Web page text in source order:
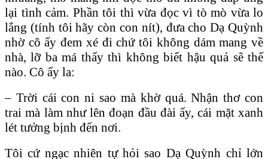
lại tình cảm. Phần tôi thì vừa đọc vì tò mò vừa lo
lắng (tính tôi hãy còn con nít), đưa cho Dạ Quỳnh
nhờ cô ấy đem xé đi chứ tôi không dám mang về
nhà, lỡ ba má thấy thì không biết hậu quả sẽ thế
nào. Cô ấy la:
– Trời cái con ni sao mà khờ quá. Nhận thơ con
trai mà làm như lên đoạn đầu đài ấy, cái mặt xanh
lét tưởng bịnh đến nơi.
Tôi cứ ngạc nhiên tự hỏi sao Dạ Quỳnh chỉ lớn